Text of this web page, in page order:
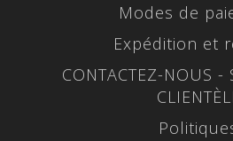
Modes de
Expédition et
CONTACTEZ-NOUS -